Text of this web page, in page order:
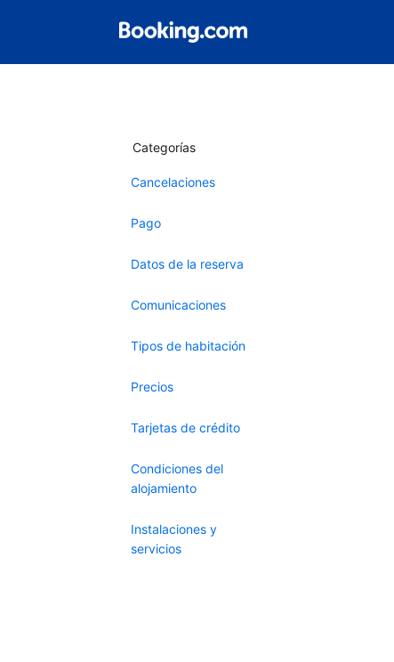
Categorías
Cancelaciones
Pago
Datos de la reserva
Comunicaciones
Tipos de habitación
Precios
Tarjetas de crédito
Condiciones del
alojamiento
Instalaciones y
servicios